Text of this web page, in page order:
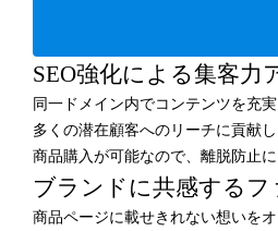
SEO強化による集客力
同一ドメイン内でコンテンツを充
多くの潜在顧客へのリーチに貢献
商品購入が可能なので、離脱防止に
ブランドに共感するフ
商品ページに載せきれない想いを